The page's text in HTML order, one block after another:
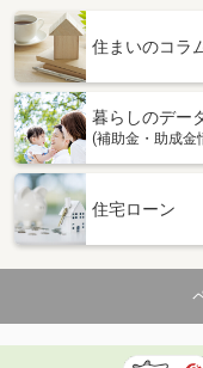
住まいのコラ
暮らしのデー
(補助金・助成金
住宅ローン